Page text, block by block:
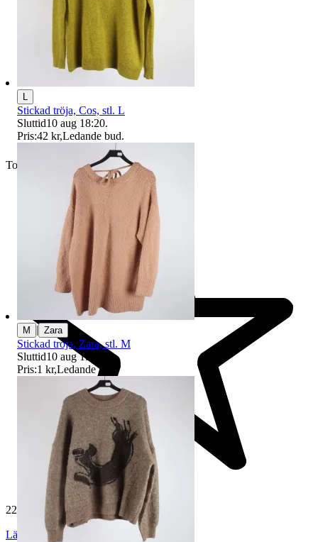
Toppsäljare
229 621 omdömen
Läs omdömen
Stickad tröja, Cos, stl. L
Sluttid10 aug 18:20.
Pris:42 kr,Ledande bud.
M | Zara
Stickad tröja, Zara, stl. M
Sluttid10 aug 19:55
Pris:1 kr,Ledande bud